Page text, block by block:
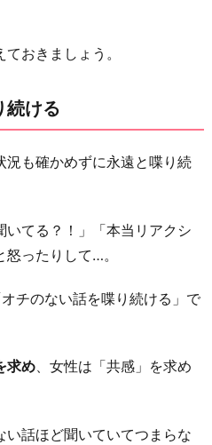
おきましょう。
続ける
も確かめずに永遠と喋り続
てる？！」「本当リアクシ
ったりして…。
チのない話を喋り続ける」で
求め、女性は「共感」を求め
話ほど聞いていてつまらな